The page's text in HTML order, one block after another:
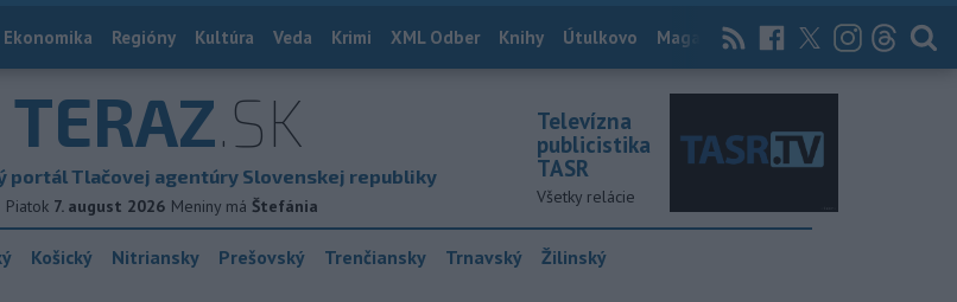
Ekonomika Regióny Kultúra Veda Krimi XML Odber Knihy Útulkovo Magazín News Now Archív
TERAZ.SK
portál Tlačovej agentúry Slovenskej republiky
Piatok 7. august 2026 Meniny má Štefánia
Televízna
publicistika
TASR
Všetky relácie
Košický Nitriansky Prešovský Trenčiansky Trnavský Žilinský